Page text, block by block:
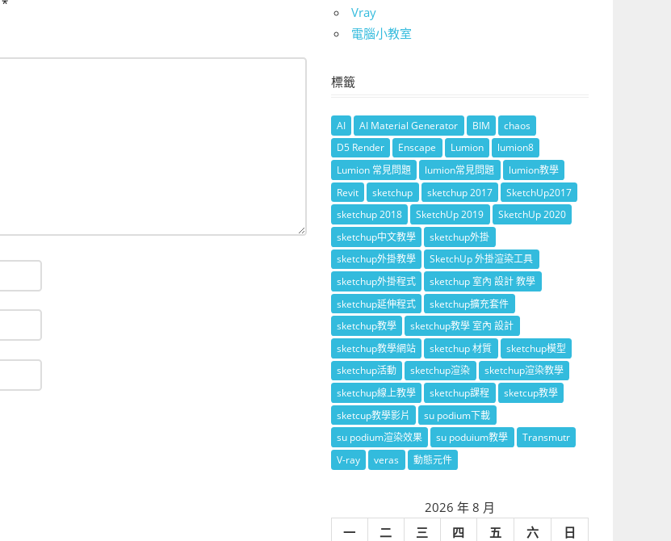
Vray
電腦小教室
標籤
AI AI Material Generator BIM
chaos
D5 Render
Enscape Lumion
lumion8
Lumion 常見問題
lumion常見問題
lumion教學
Revit
sketchup sketchup 2017
SketchUp2017
sketchup 2018
SketchUp 2019
SketchUp 2020
sketchup中文教學
sketchup外掛
sketchup外掛教學
SketchUp 外掛渲染工具
sketchup外掛程式
sketchup 室內 設計 教學
sketchup延伸程式
sketchup擴充套件
sketchup教學
sketchup教學 室內 設計
sketchup教學網站
sketchup 材質
sketchup模型
sketchup活動
sketchup渲染
sketchup渲染教學
sketchup線上教學
sketchup課程
sketcup教學
sketcup教學影片
su podium下載
su podium渲染效果
su poduium教學
Transmutr
V-ray
veras 動態元件
2026 年 8 月
一
二 三 四 五 六
日